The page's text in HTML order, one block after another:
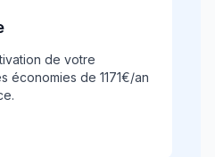
de votre
économies de 1171€/an